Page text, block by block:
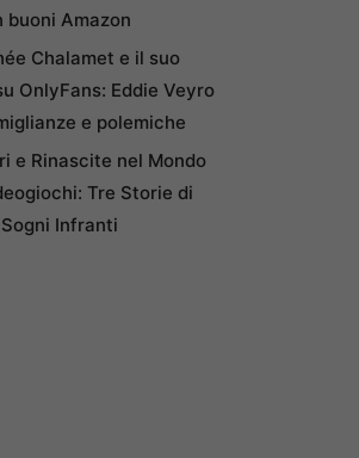
buoni Amazon
Chalamet e il suo
OnlyFans: Eddie Veyro
e polemiche
e Rinascite nel Mondo
Tre Storie di
Infranti